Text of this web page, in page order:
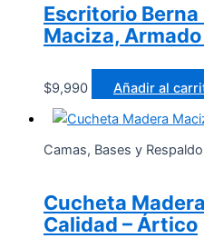
Escritorio
Maciza,
$9,990 Añadir al
Camas, Bases y
Cucheta
Calidad – Ártico